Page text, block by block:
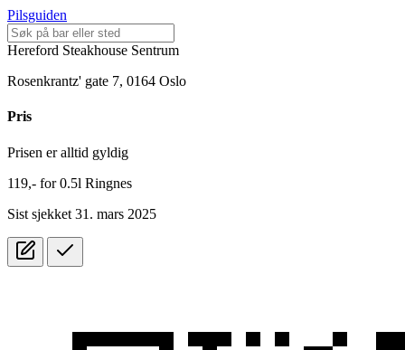
Pilsguiden
Hereford Steakhouse Sentrum
Rosenkrantz' gate 7, 0164 Oslo
Pris
Prisen er alltid gyldig
119,- for0.5l Ringnes
Sist sjekket 31. mars 2025